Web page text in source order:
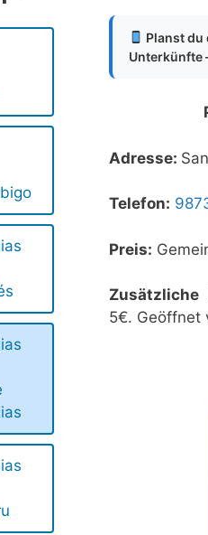
Planst du
Unterkünfte
Adresse:
Telefon:
Preis:
Zusätzliche
5€. Geöffnet